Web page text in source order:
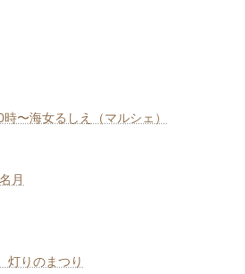
〜海女るしえ（マルシェ）
月
りのまつり